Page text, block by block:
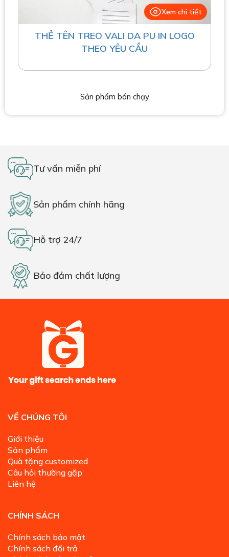
Sản phẩm bán chạy
Xem chi tiết
THẺ TÊN TREO VALI DA PU IN LOGO
THEO YÊU CẦU
Tư vấn miễn phí
Sản phẩm chính hãng
Hỗ trợ 24/7
Bảo đảm chất lượng
VỀ CHÚNG TÔI
Giới thiệu
Sản phẩm
Quà tặng customized
Câu hỏi thường gặp
Liên hệ
CHÍNH SÁCH
Chính sách bảo mật
Chính sách đổi trả